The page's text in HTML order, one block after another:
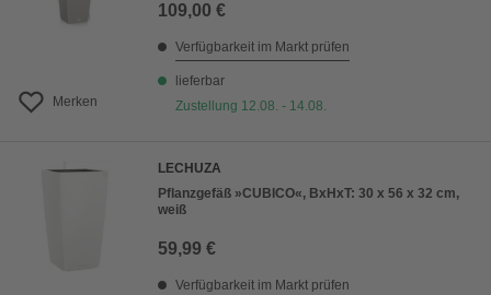
Merken
109,00 €
Verfügbarkeit im Markt prüfen
lieferbar
Zustellung 12.08. - 14.08.
LECHUZA
Pflanzgefäß »CUBICO«, BxHxT: 30 x 56 x 32 cm,
weiß
59,99 €
Verfügbarkeit im Markt prüfen